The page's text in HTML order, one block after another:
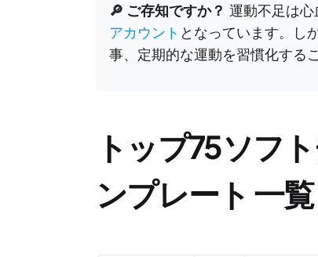
🔎 ご存知ですか？ 運動不足は心
アカウント となっています。し
事、定期的な運動を習慣化する
トップ75ソフ
ンプレート 一覧